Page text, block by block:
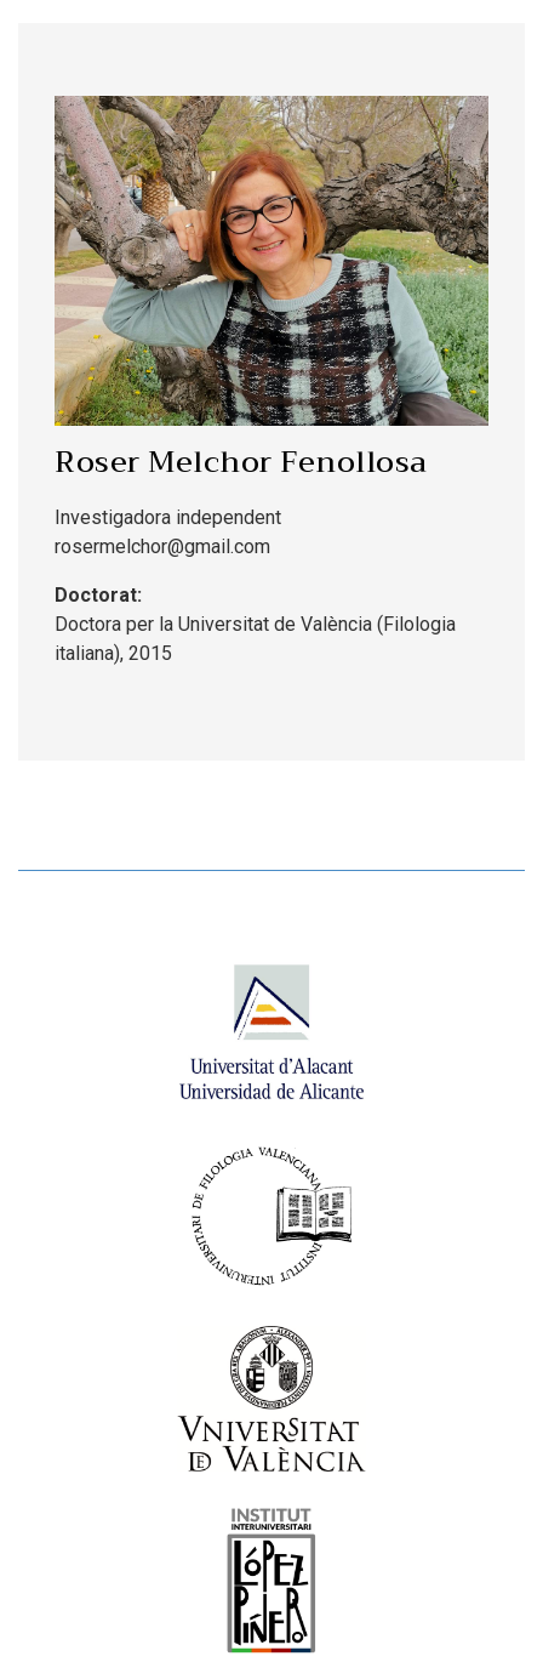
Roser Melchor Fenollosa
Investigadora independent
rosermelchor@gmail.com
Doctorat:
Doctora per la Universitat de València (Filologia
italiana), 2015